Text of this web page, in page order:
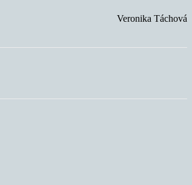
Veronika Táchová